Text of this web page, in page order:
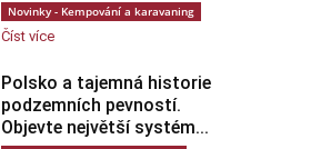
Novinky - Kempování a karavaning
Číst více
Polsko a tajemná historie
podzemních pevností.
Objevte největší systém...